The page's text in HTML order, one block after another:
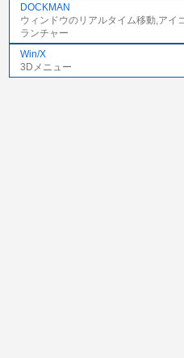
DOCKMAN
ウィンドウのリアルタイム移動,アイ
ランチャー
Win/X
3Dメニュー